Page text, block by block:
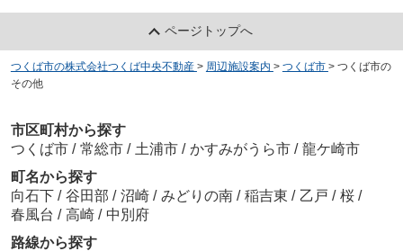
ページトップへ
つくば市の株式会社つくば中央不動産 > 周辺施設案内 > つくば市 > つくば市の
その他
市区町村から探す
つくば市 / 常総市 / 土浦市 / かすみがうら市 / 龍ケ崎市
町名から探す
向石下 / 谷田部 / 沼崎 / みどりの南 / 稲吉東 / 乙戸 / 桜 /
春風台 / 高崎 / 中別府
路線から探す